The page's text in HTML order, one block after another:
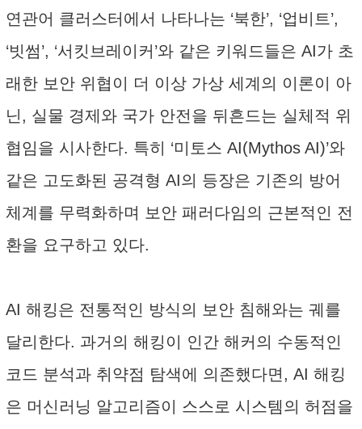
연관어 클러스터에서 나타나는 ‘북한’, ‘업비트’,
‘빗썸’, ‘서킷브레이커’와 같은 키워드들은 AI가 초
래한 보안 위협이 더 이상 가상 세계의 이론이 아
닌, 실물 경제와 국가 안전을 뒤흔드는 실체적 위
협임을 시사한다. 특히 ‘미토스 AI(Mythos AI)’와
같은 고도화된 공격형 AI의 등장은 기존의 방어
체계를 무력화하며 보안 패러다임의 근본적인 전
환을 요구하고 있다.
AI 해킹은 전통적인 방식의 보안 침해와는 궤를
달리한다. 과거의 해킹이 인간 해커의 수동적인
코드 분석과 취약점 탐색에 의존했다면, AI 해킹
은 머신러닝 알고리즘이 스스로 시스템의 허점을